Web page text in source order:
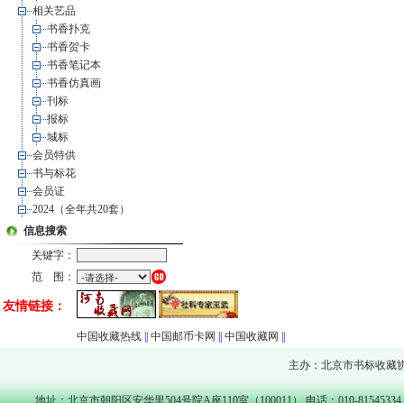
相关艺品
书香扑克
书香贺卡
书香笔记本
书香仿真画
刊标
报标
城标
会员特供
书与标花
会员证
2024（全年共20套）
信息搜索
关键字：
范 围：
友情链接：
中国收藏热线 中国邮币卡网 中国收藏网
主办：北京市书标收
地址：北京市朝阳区安华里504号院A座110室（100011） 电话：010-